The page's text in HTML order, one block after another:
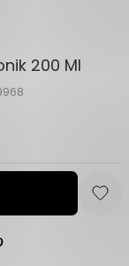
200 Ml